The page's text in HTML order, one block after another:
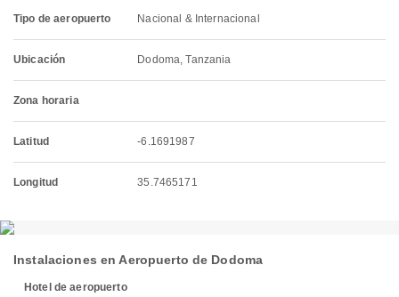
Tipo de aeropuerto Nacional & Internacional
Ubicación Dodoma, Tanzania
Zona horaria
Latitud -6.1691987
Longitud 35.7465171
Instalaciones en Aeropuerto de Dodoma
Hotel de aeropuerto